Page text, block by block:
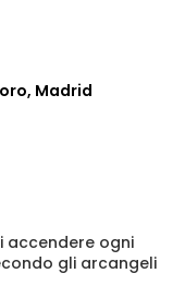
Madrid
accendere ogni
gli arcangeli